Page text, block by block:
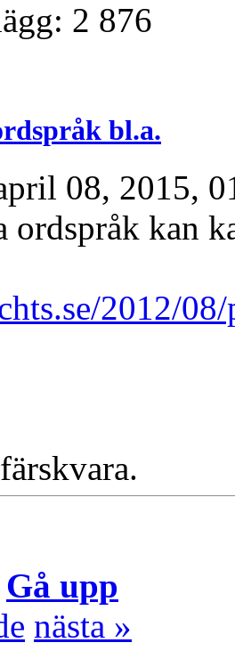
2 876
bl.a.
08, 2015,
ordspråk kan
2012/08/
Gå upp
nästa »